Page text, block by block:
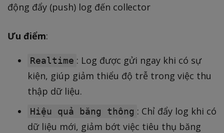
động đẩy (push) log đến collector
Ưu điểm:
Realtime : Log được gửi ngay khi có sự
kiện, giúp giảm thiểu độ trễ trong việc thu
thập dữ liệu.
Hiệu quả băng thông : Chỉ đẩy log khi có
dữ liệu mới, giảm bớt việc tiêu thụ băng